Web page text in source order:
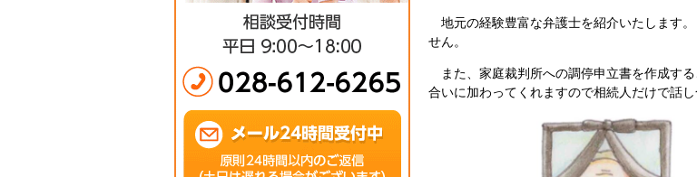
地元の経験豊富な弁護士を紹介いたします
せん。
また、家庭裁判所への調停申立書を作成す
合いに加わってくれますので相続人だけで話